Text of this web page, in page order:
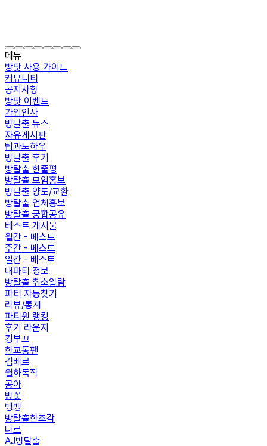
메뉴
방팟 사용 가이드
커뮤니티
공지사항
방팟 이벤트
가입인사
방탈출 뉴스
자유게시판
팁과노하우
방탈출 후기
방탈출 한줄평
방탈출 모임홍보
방탈출 양도/교환
방탈출 업체홍보
방탈출 궁합공유
베스트 게시물
월간 - 베스트
주간 - 베스트
일간 - 베스트
내파티 정보
방탈출 취소알람
파티 자동찾기
리뷰/통계
파티원 랭킹
후기 라운지
킹부끄
한교동팬
김베르
월하독작
공아
방꽃
뱅뱅
방탈출한조각
나르
AJ방탈출